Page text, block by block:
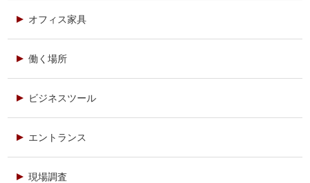
オフィス家具
働く場所
ビジネスツール
エントランス
現場調査